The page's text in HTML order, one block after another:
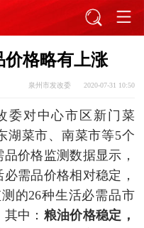
价格略有上涨
泉州市发改委 2020-07-31 10:50
委对中心市区新门菜
湖菜市、南菜市等5个
价格监测数据显示，
需品价格相对稳定，
的26种生活必需品市
中： 粮油价格稳定，